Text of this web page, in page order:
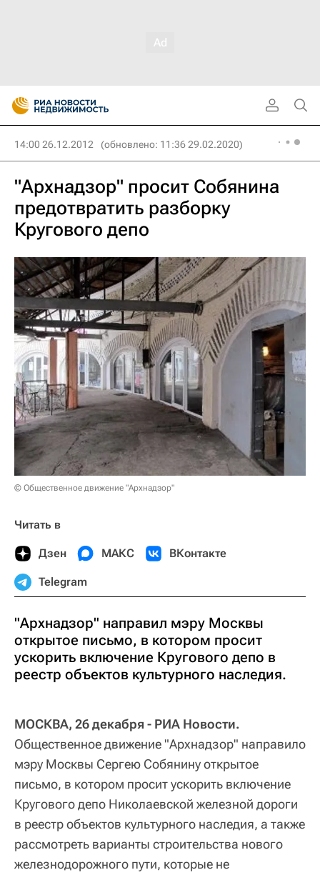
14:00 26.12.2012 (обновлено: 11:36 29.02.2020)
"Архнадзор" просит Собянина
предотвратить разборку
Кругового депо
© Общественное движение "Архнадзор"
Читать в
Дзен МАКС ВКонтакте
Telegram
"Архнадзор" направил мэру Москвы
открытое письмо, в котором просит
ускорить включение Кругового депо в
реестр объектов культурного наследия.
МОСКВА, 26 декабря - РИА Новости.
Общественное движение "Архнадзор" направило
мэру Москвы Сергею Собянину открытое
письмо, в котором просит ускорить включение
Кругового депо Николаевской железной дороги
в реестр объектов культурного наследия, а также
рассмотреть варианты строительства нового
железнодорожного пути, которые не